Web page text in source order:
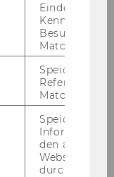
Verarbeitung
Daten und
großen
("VLOPs")
von KI-
von
Eindeutige
Besuchers
Matomo.
Speicherung
Referrers
Matomo.
Speicherung
den aktuellen
durch